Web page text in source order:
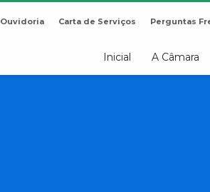
Ouvidoria Carta de Serviços Perguntas
Inicial A Câmara